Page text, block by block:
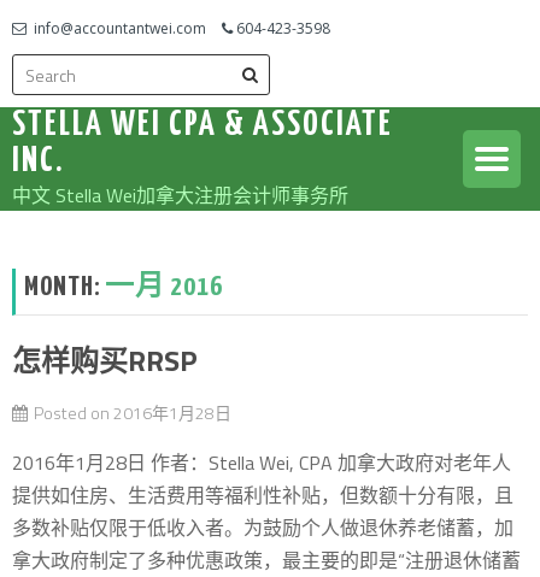
info@accountantwei.com 604-423-3598
STELLA WEI CPA & ASSOCIATE
INC.
中文 Stella Wei加拿大注册会计师事务所
MONTH: 一月 2016
怎样购买RRSP
Posted on2016年1月28日
2016年1月28日 作者：Stella Wei, CPA 加拿大政府对老年人
提供如住房、生活费用等福利性补贴，但数额十分有限，且
多数补贴仅限于低收入者。为鼓励个人做退休养老储蓄，加
拿大政府制定了多种优惠政策，最主要的即是“注册退休储蓄